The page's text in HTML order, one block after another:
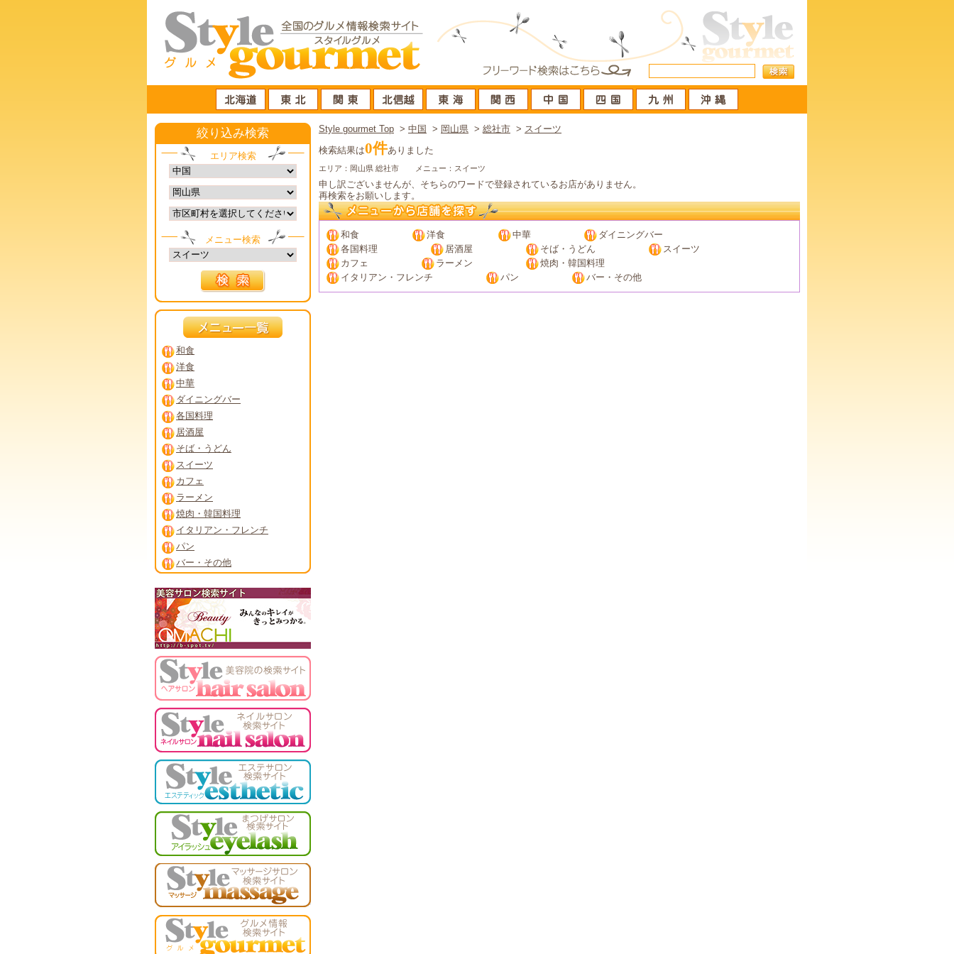
Style gourmet Top > 中国 > 岡山県 > 総社市 > スイーツ
検索結果は0件ありました
エリア：岡山県 総社市 メニュー：スイーツ
申し訳ございませんが、そちらのワードで登録されているお店がありません。
再検索をお願いします。
和食 洋食 中華
ダイニングバー
各国料理
居酒屋 そば・うどん
スイーツ
カフェ
ラーメン
焼肉・韓国料理
イタリアン・フレンチ
パン バー・その他
絞り込み検索
エリア検索
メニュー検索
和食
洋食
中華
ダイニングバー
各国料理
居酒屋
そば・うどん
スイーツ
カフェ
ラーメン
焼肉・韓国料理
イタリアン・フレンチ
パン
バー・その他